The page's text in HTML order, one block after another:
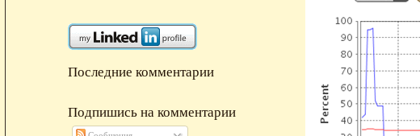
Последние комментарии
Подпишись на комментарии